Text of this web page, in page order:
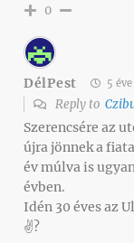
0
DélPest 5 éve
Reply to
Szerencsére az
újra jönnek a
év múlva is
évben.
Idén 30 éves az
✌️?